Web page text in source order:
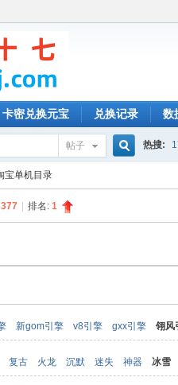
卡密兑换元宝 兑换记录 数
帖子 热搜:
宝单机目录
377 排名: 1
新gom引擎 v8引擎 gxx引擎 翎风
复古 火龙 沉默 迷失 神器 冰雪